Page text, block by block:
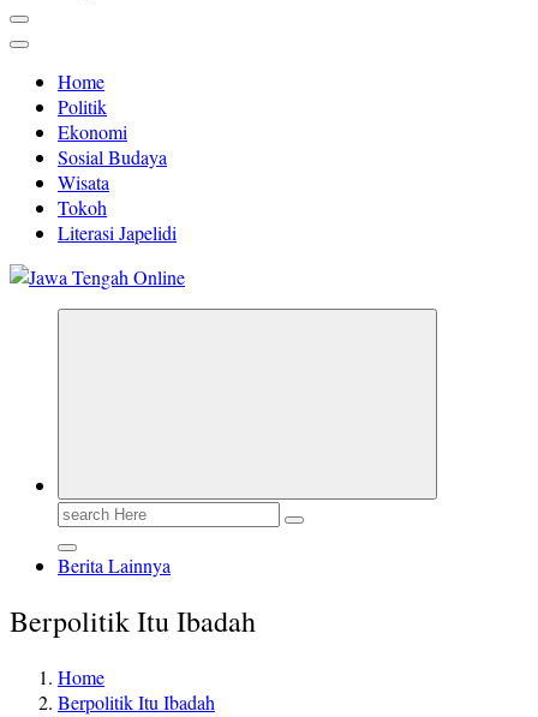
Home
Politik
Ekonomi
Sosial Budaya
Wisata
Tokoh
Literasi Japelidi
Search
Berita Lainnya
Berpolitik Itu Ibadah
Home
Berpolitik Itu Ibadah